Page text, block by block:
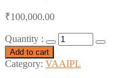
₹100,000.00
Quantity :
Add to cart
Category: VAAIPL